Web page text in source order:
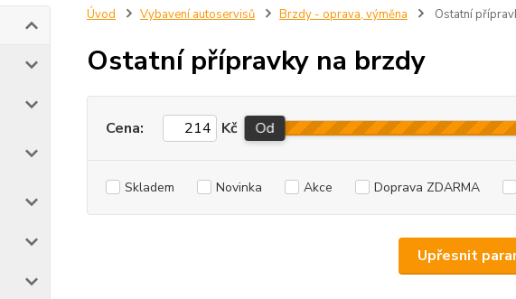
Úvod Vybavení autoservisů Brzdy - oprava, výměna Ostatní
Ostatní přípravky na brzdy
Upřesnit
Cena: Kč Od
Skladem Novinka Akce Doprava ZDARMA